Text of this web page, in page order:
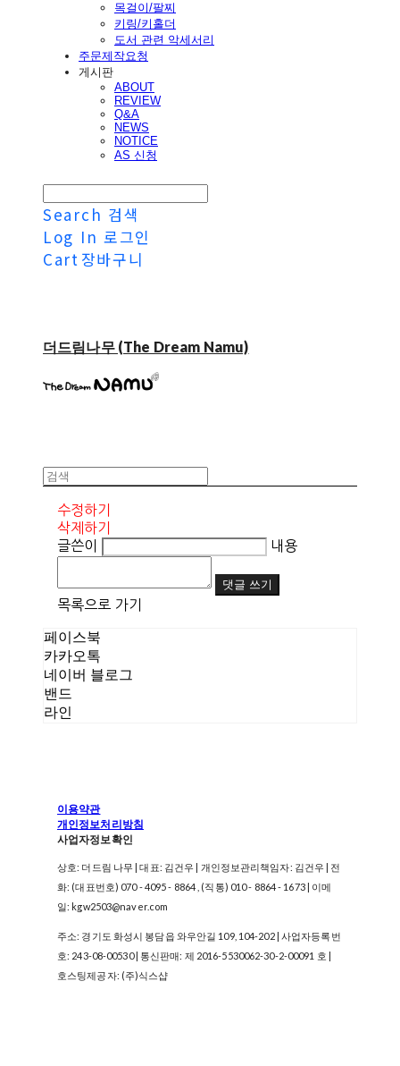
목걸이/팔찌
키링/키홀더
도서 관련 악세서리
주문제작요청
게시판
ABOUT
REVIEW
Q&A
NEWS
NOTICE
AS 신청
Search 검색
Log In 로그인
Cart 장바구니
더드림나무 (The Dream Namu)
수정하기
삭제하기
글쓴이
내용
댓글 쓰기
목록으로 가기
페이스북
카카오톡
네이버 블로그
밴드
라인
이용약관
개인정보처리방침
사업자정보확인
상호: 더드림 나무 | 대표: 김건우 | 개인정보관리책임자: 김건우 | 전
화: (대표번호) 070 - 4095 - 8864 , (직통) 010 - 8864 - 1673 | 이메
일: kgw2503@naver.com
주소: 경기도 화성시 봉담읍 와우안길 109, 104-202 | 사업자등록번
호: 243-08-00530| 통신판매: 제 2016-5530062-30-2-00091 호 |
호스팅제공자: (주)식스샵